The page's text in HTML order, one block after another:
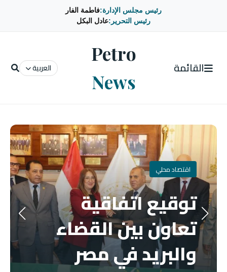
رئيس مجلس الإدارة:فاطمة الفار
رئيس التحرير:عادل البكل
القائمة
Petro
News
العربية
اقتصاد محلي
توقيع اتفاقية
تعاون بين القضاء
والبريد في مصر